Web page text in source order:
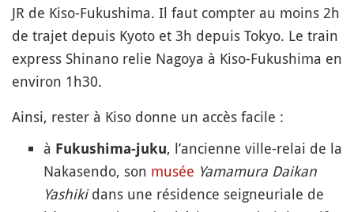
JR de Kiso-Fukushima. Il faut compter au moins 2h
de trajet depuis Kyoto et 3h depuis Tokyo. Le train
express Shinano relie Nagoya à Kiso-Fukushima en
environ 1h30.
Ainsi, rester à Kiso donne un accès facile :
à Fukushima-juku, l’ancienne ville-relai de la
Nakasendo, son musée Yamamura Daikan
Yashikidans une résidence seigneuriale de